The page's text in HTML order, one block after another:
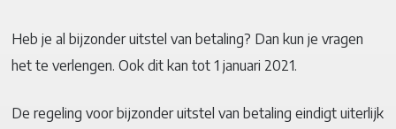
Heb je al bijzonder uitstel van betaling? Dan kun je vragen
het te verlengen. Ook dit kan tot 1 januari 2021.
De regeling voor bijzonder uitstel van betaling eindigt uiterlijk